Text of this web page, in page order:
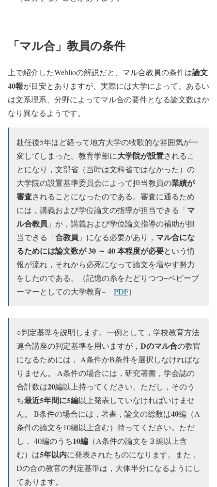
「マル合」教員の条件
上で紹介したWeblioの解説だと、マル合教員の条件は論文
40報が目安とありますが、実際には大学によって、あるい
は文系理系、分野によってマル合の要件となる論文数はか
なり異なるようです。
赴任後5年ほど経って地方大学の牧歌的な雰囲気が一
変してしまった。教育学部に大学院が設置されるこ
とになり，文部省（当時は文科省ではなかった）の
大学院の設置基準委員会によって担当教員の業績が
審査されることになったのである。審査に通るため
には，講義および学位論文の指導が担当できる「マ
ル合教員 」か，講義および学位論文指導の補助が担
当できる「合教員 」になる必要があり， マル合にな
るためには論文数が 30 ～ 40 本程度が必要という情
報が流れ，それから必死になって論文を増やす努力
をしたのである。（記憶の糸をたどりつつ−ベビーブ
ーマーとしての大学教育− PDF）
○判定基準を説明します。一例として，学校教育方法
連合講座の判定基準を用いますが， Dのマル合の教官
になるためには， A条件かB条件を選択しなければな
りません。 A条件の場合には，研究著書，学会誌の
合計数は20編以上持ってください。ただし，そのう
ち最近5年間に5編以上発表していなければいけませ
ん。 B条件の場合には，著書，論文の総数は40編（A
条件の論文を10編以上含む）持ってください。ただ
し， 40編のうち10編 （A条件の論文を３編以上含
む）は5年以内に発表されたものになります。また，
Dの合の教官の判定基準は，大体半分になるようにし
てあります。